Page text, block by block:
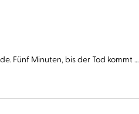
Fünf Minuten, bis der Tod kommt …